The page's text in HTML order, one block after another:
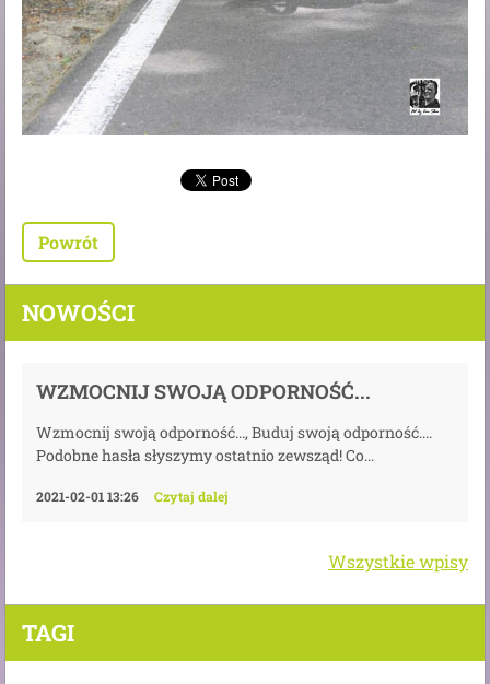
Powrót
NOWOŚCI
WZMOCNIJ SWOJĄ ODPORNOŚĆ...
Wzmocnij swoją odporność..., Buduj swoją odporność....
Podobne hasła słyszymy ostatnio zewsząd! Co...
2021-02-01 13:26 Czytaj dalej
Wszystkie wpisy
TAGI